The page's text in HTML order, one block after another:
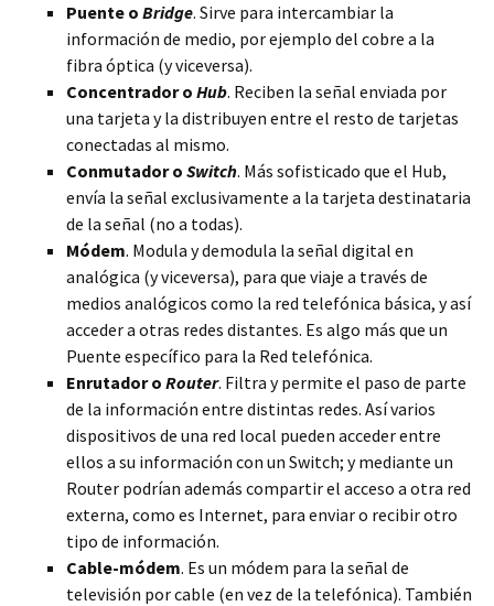
Puente o Bridge. Sirve para intercambiar la
información de medio, por ejemplo del cobre a la
fibra óptica (y viceversa).
Concentrador o Hub. Reciben la señal enviada por
una tarjeta y la distribuyen entre el resto de tarjetas
conectadas al mismo.
Conmutador o Switch. Más sofisticado que el Hub,
envía la señal exclusivamente a la tarjeta destinataria
de la señal (no a todas).
Módem. Modula y demodula la señal digital en
analógica (y viceversa), para que viaje a través de
medios analógicos como la red telefónica básica, y así
acceder a otras redes distantes. Es algo más que un
Puente específico para la Red telefónica.
Enrutador o Router. Filtra y permite el paso de parte
de la información entre distintas redes. Así varios
dispositivos de una red local pueden acceder entre
ellos a su información con un Switch; y mediante un
Router podrían además compartir el acceso a otra red
externa, como es Internet, para enviar o recibir otro
tipo de información.
Cable-módem. Es un módem para la señal de
televisión por cable (en vez de la telefónica). También